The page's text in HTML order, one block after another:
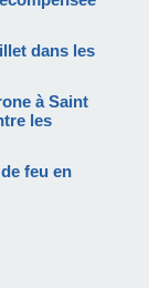
dans les
à Saint
les
feu en